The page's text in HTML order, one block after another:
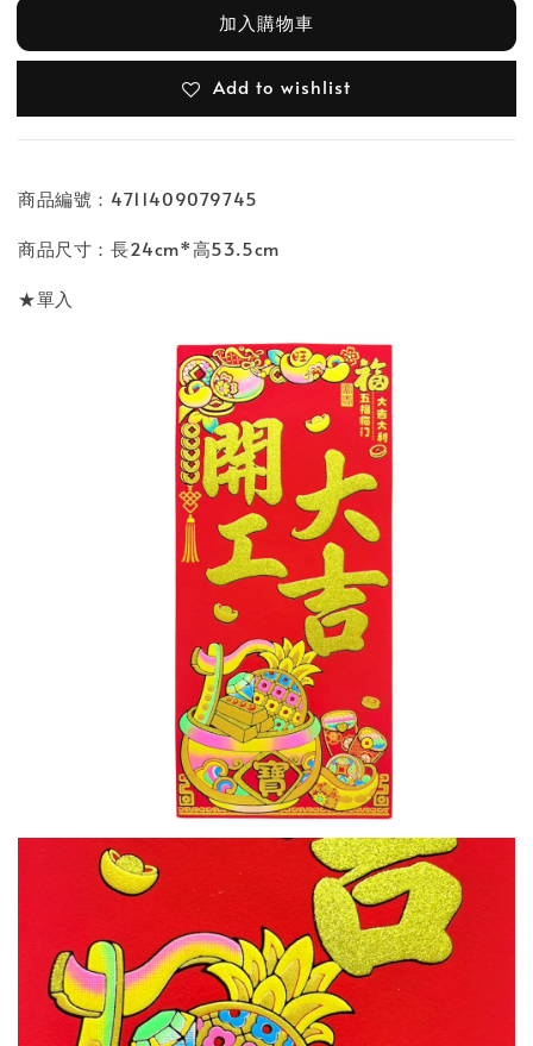
加入購物車
Add to wishlist
商品編號：4711409079745
商品尺寸：長24cm*高53.5cm
★單入